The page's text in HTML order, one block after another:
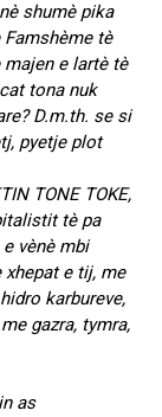
shumè pika
Famshème tè
e lartè tè
tona nuk
D.m.th. se si
pyetje plot
TONE TOKE,
tè pa
vènè mbi
e tij, me
karbureve,
gazra, tymra,
as